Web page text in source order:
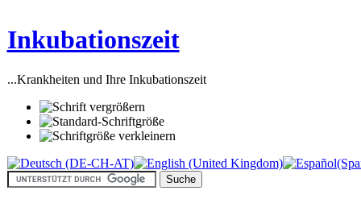
Inkubationszeit
...Krankheiten und Ihre Inkubationszeit